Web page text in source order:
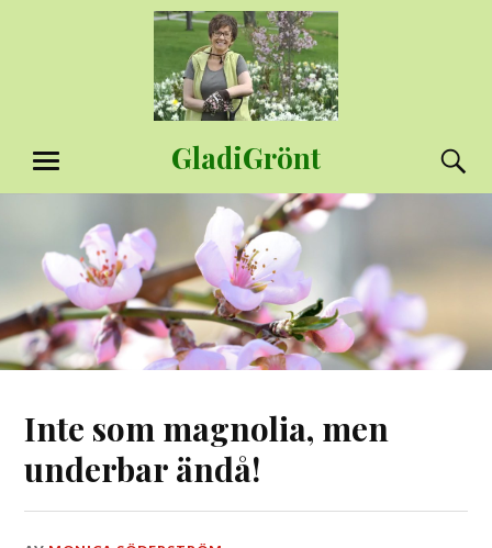
GladiGrönt
MENY
Inte som magnolia, men
underbar ändå!